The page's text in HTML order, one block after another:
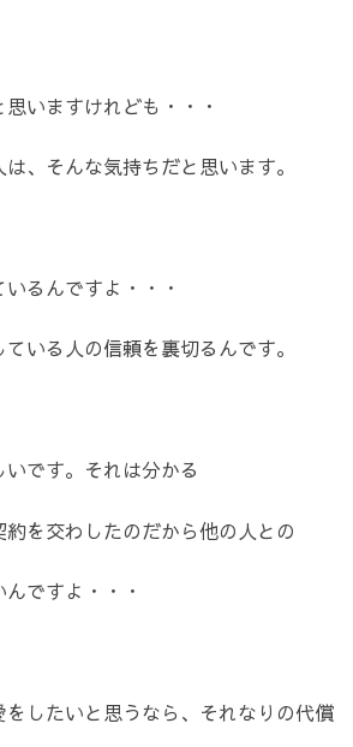
いますけれども・・・
、そんな気持ちだと思います。
るんですよ・・・
いる人の信頼を裏切るんです。
です。それは分かる
を交わしたのだから他の人との
ですよ・・・
をしたいと思うなら、それなりの代償